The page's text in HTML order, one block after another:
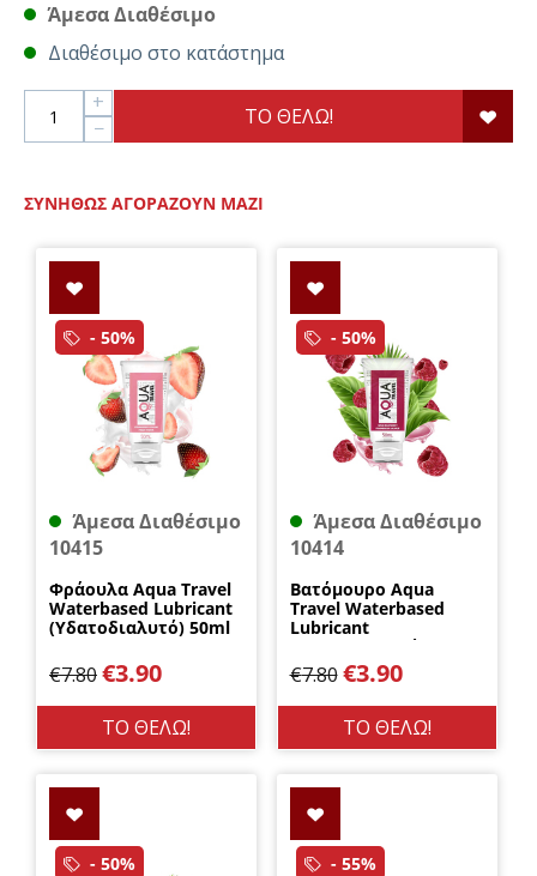
Άμεσα Διαθέσιμο
Διαθέσιμο στο κατάστημα
+
−
ΤΟ ΘΕΛΩ!
ΣΥΝΉΘΩΣ ΑΓΟΡΆΖΟΥΝ ΜΑΖΊ
- 50%
Άμεσα Διαθέσιμο
10415
Φράουλα Aqua Travel
Waterbased Lubricant
(Υδατοδιαλυτό) 50ml
€7.80€3.90
ΤΟ ΘΕΛΩ!
- 50%
Άμεσα Διαθέσιμο
10414
Βατόμουρο Aqua
Travel Waterbased
Lubricant
(Υδατοδιαλυτό) 50ml
DreamLove
€7.80 €3.90
ΤΟ ΘΕΛΩ!
- 50% - 55%